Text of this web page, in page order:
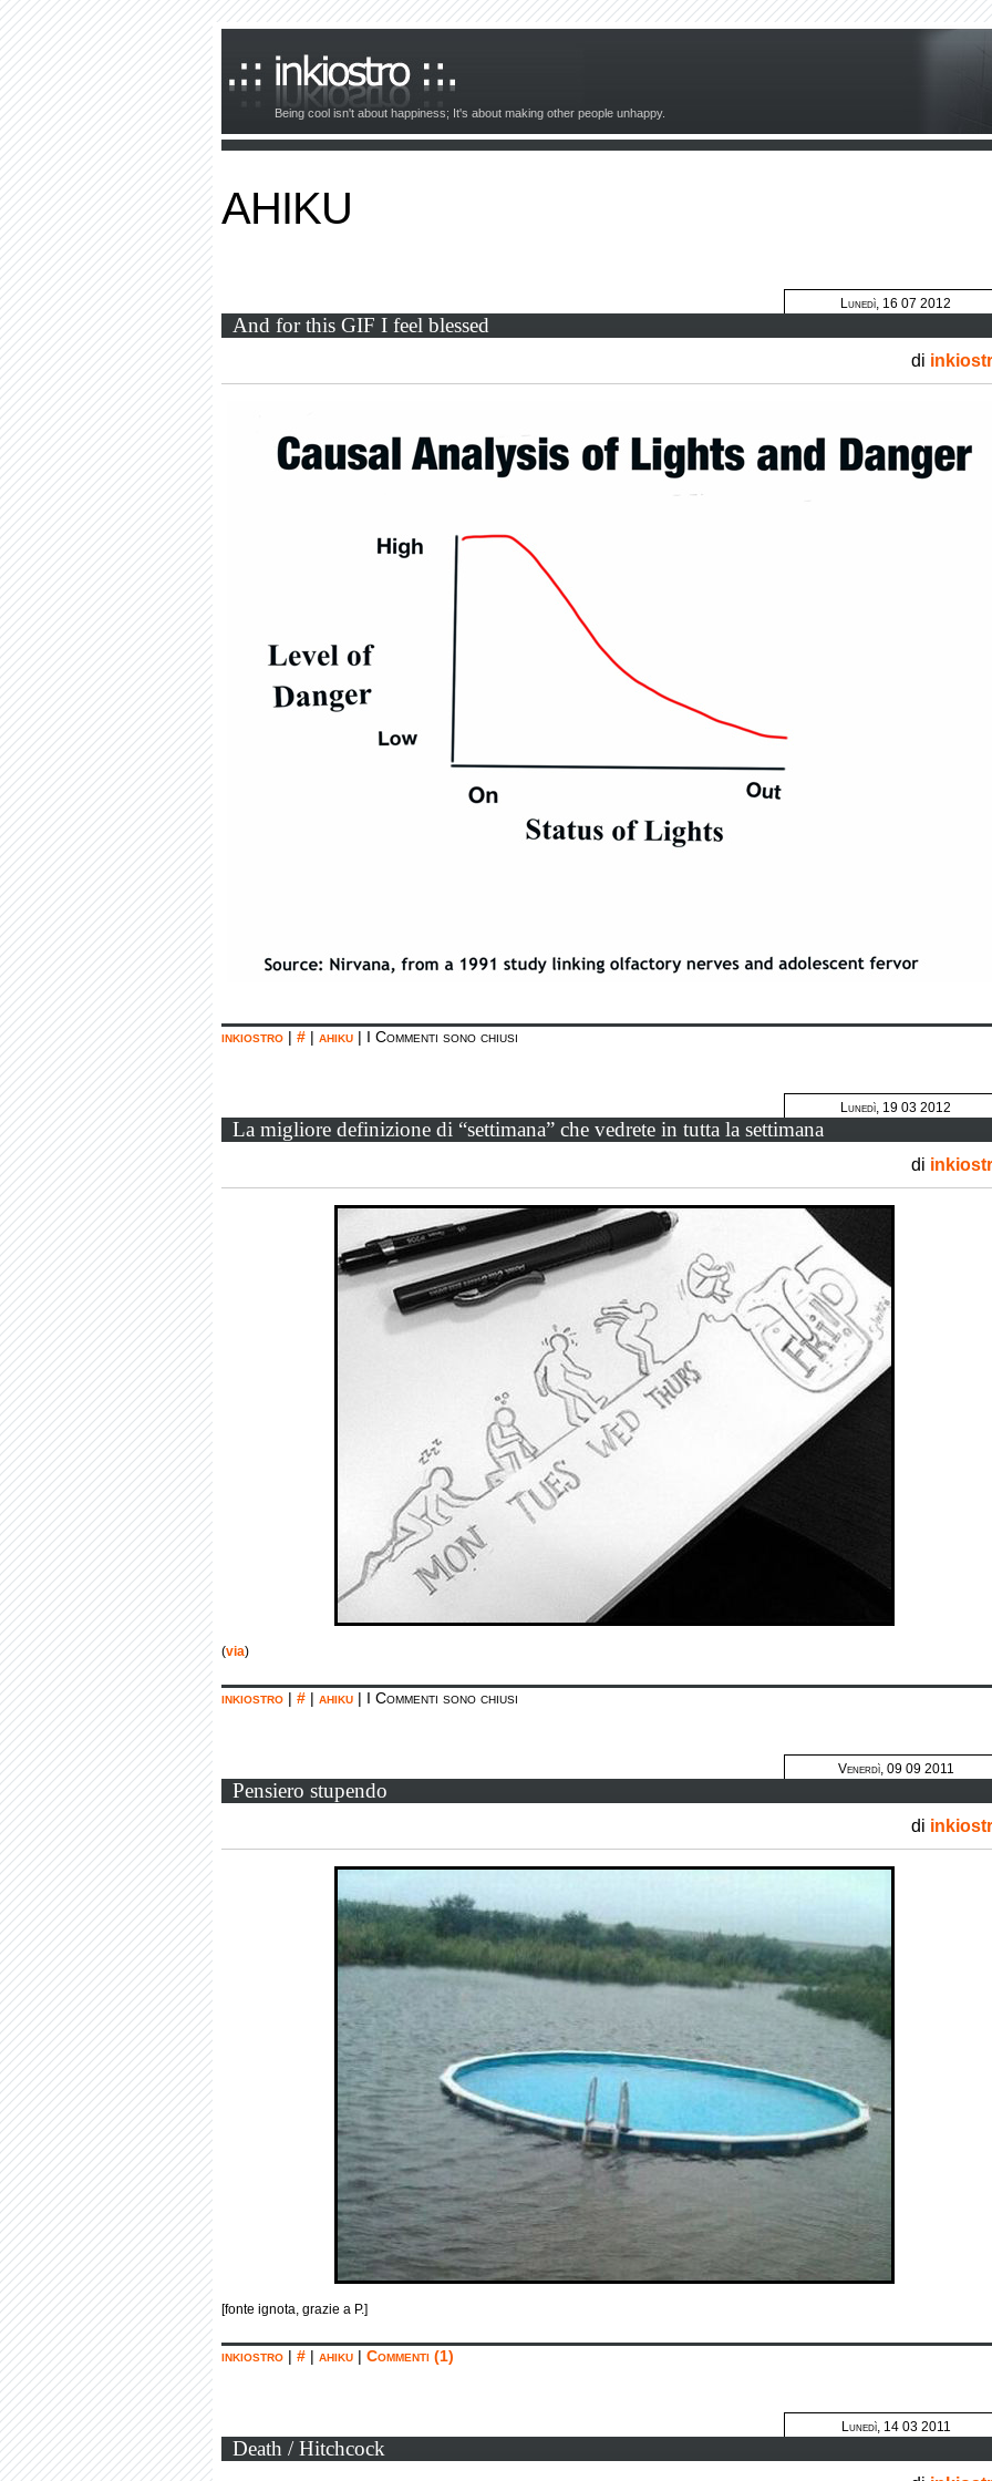
Being cool isn't about happiness; It's about making other people unhappy.
AHIKU
Lunedì, 16 07 2012
And for this GIF I feel blessed
di
inkiostro | # | ahiku | I Commenti sono chiusi
Lunedì, 19 03 2012
La migliore definizione di “settimana” che vedrete in tutta la settimana
di
(via)
inkiostro | # | ahiku | I Commenti sono chiusi
Venerdì, 09 09 2011
Pensiero stupendo
di
[fonte ignota, grazie a P.]
inkiostro | # | ahiku | Commenti (1)
Lunedì, 14 03 2011
Death / Hitchcock